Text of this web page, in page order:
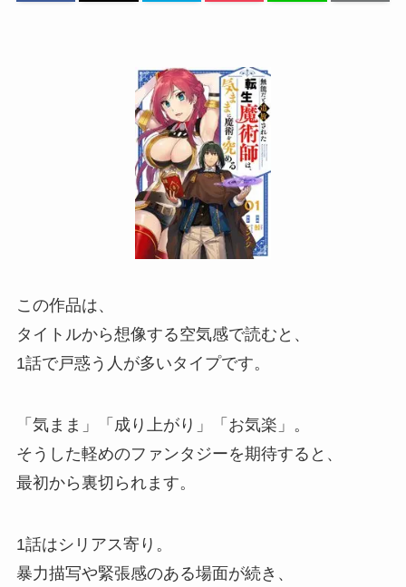
この作品は、
タイトルから想像する空気感で読むと、
1話で戸惑う人が多いタイプです。
「気まま」「成り上がり」「お気楽」。
そうした軽めのファンタジーを期待すると、
最初から裏切られます。
1話はシリアス寄り。
暴力描写や緊張感のある場面が続き、